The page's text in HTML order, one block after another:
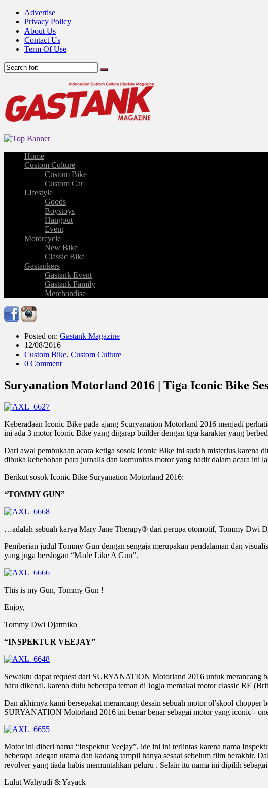
Advertise
Privacy Policy
About Us
Contact Us
Term Of Use
Home
Custom Culture
Custom Bike
Custom Car
LIfestyle
Goods
Boystoys
Hangout
Event
Motorcycle
New Bike
Classic Bike
Gastankers
Gastank Event
Gastank Family
Merchandise
Posted on: Gastank Magazine
12/08/2016
Custom Bike, Custom Culture
0 Comment
Suryanation Motorland 2016 | Tiga Iconic Bike
Keberadaan Iconic Bike pada ajang Scuryanation Motorland 2016 menjadi
ini ada 3 motor Iconic Bike yang digarap builder dengan tiga karakter yang
Dari awal pembukaan acara ketiga sosok Iconic Bike ini sudah misterius karena
dibuka kehebohan para jurnalis dan komunitas motor yang hadir dalam acara ini
Berikut sosok Iconic Bike Suryanation Motorland 2016:
“TOMMY GUN”
…adalah sebuah karya Mary Jane Therapy® dari perupa otomotif, Tommy Dwi
Pemberian judul Tommy Gun dengan sengaja merupakan pendalaman dan
yang juga berslogan “Made Like A Gun”.
This is my Gun, Tommy Gun !
Enjoy,
Tommy Dwi Djatmiko
“INSPEKTUR VEEJAY”
Sewaktu dapat request dari SURYANATION Motorland 2016 untuk merancang
baru dikenal, karena dulu beberapa teman di Jogja memakai motor classic RE
Dan akhirnya kami bersepakat merancang desain sebuah motor ol’skool
SURYANATION Motorland 2016 ini benar benar sebagai motor yang iconic -
Motor ini diberi nama “Inspektur Veejay”. ide ini ini terlintas karena nama
beberapa adegan utama dan kadang tampil hanya sesaat sebelum film berakhir.
revolver yang tiada habis memuntahkan peluru . Selain itu nama ini dipilih
Lulut Wahyudi & Yayack